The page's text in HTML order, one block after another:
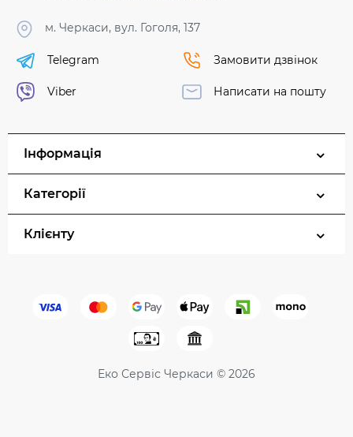
м. Черкаси, вул. Гоголя, 137
Telegram
Viber
Замовити дзвінок
Написати на пошту
Інформація
Категорії
Клієнту
Еко Сервіс Черкаси © 2026